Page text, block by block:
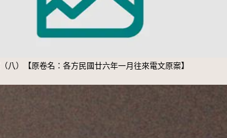
八）【原卷名：各方民國廿六年一月往來電文原案】